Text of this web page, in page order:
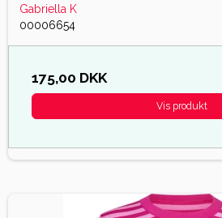
Gabriella K
00006654
175,00 DKK
Vis produkt